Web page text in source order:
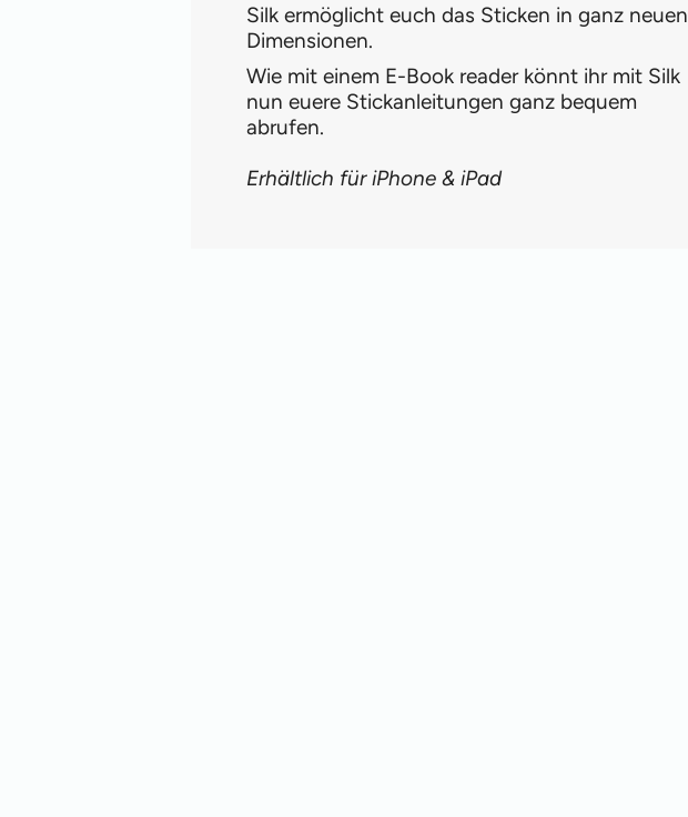
Silk ermöglicht euch das Sticken in ganz neuen
Dimensionen.
Wie mit einem E-Book reader könnt ihr mit Silk
nun euere Stickanleitungen ganz bequem
abrufen.
Erhältlich für iPhone & iPad